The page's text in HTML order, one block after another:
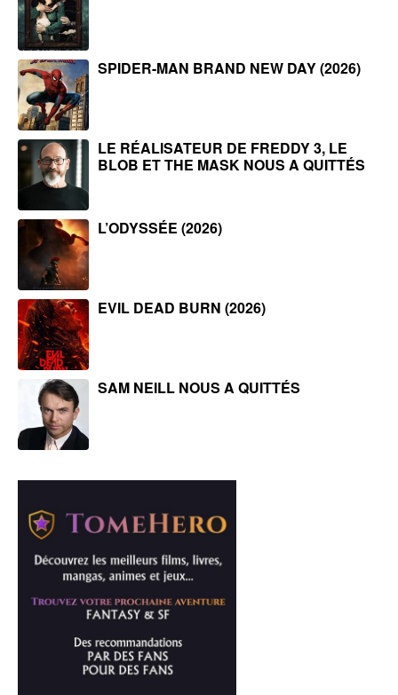
SPIDER-MAN BRAND NEW DAY (2026)
LE RÉALISATEUR DE FREDDY 3, LE
BLOB ET THE MASK NOUS A QUITTÉS
L’ODYSSÉE (2026)
EVIL DEAD BURN (2026)
SAM NEILL NOUS A QUITTÉS